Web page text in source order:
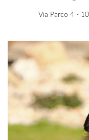
Via Parco 4 -